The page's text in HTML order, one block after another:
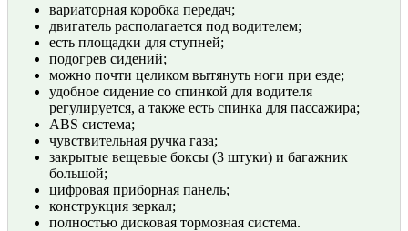
вариаторная коробка передач;
двигатель располагается под водителем;
есть площадки для ступней;
подогрев сидений;
можно почти целиком вытянуть ноги при езде;
удобное сидение со спинкой для водителя
регулируется, а также есть спинка для пассажира;
ABS система;
чувствительная ручка газа;
закрытые вещевые боксы (3 штуки) и багажник
большой;
цифровая приборная панель;
конструкция зеркал;
полностью дисковая тормозная система.